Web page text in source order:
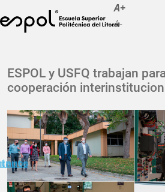
Pasar
A+
A-
La ESPOL
Educación
Vida politécnica
Investigación
Nuestra Huella
Transparencia
ESPOL y USFQ trabajan
cooperación